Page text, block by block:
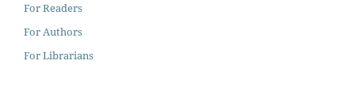
For Readers
For Authors
For Librarians